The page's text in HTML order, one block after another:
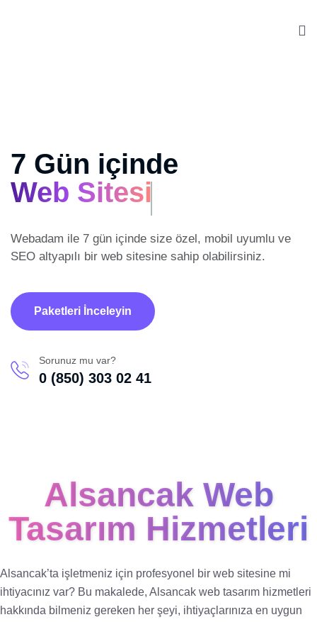
7 Gün içinde
Web Sitesi
Webadam ile 7 gün içinde size özel, mobil uyumlu ve
SEO altyapılı bir web sitesine sahip olabilirsiniz.
Paketleri İnceleyin
Sorunuz mu var?
0 (850) 303 02 41
Alsancak Web
Tasarım Hizmetleri
Alsancak’ta işletmeniz için profesyonel bir web sitesine mi
ihtiyacınız var? Bu makalede, Alsancak web tasarım hizmetleri
hakkında bilmeniz gereken her şeyi, ihtiyaçlarınıza en uygun